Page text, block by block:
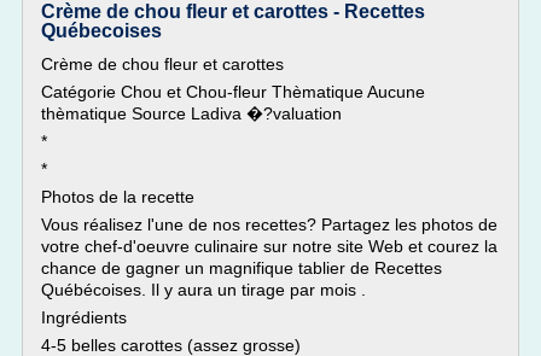
Crème de chou fleur et carottes - Recettes
Québecoises
Crème de chou fleur et carottes
Catégorie Chou et Chou-fleur Thèmatique Aucune
thèmatique Source Ladiva �?valuation
*
*
Photos de la recette
Vous réalisez l'une de nos recettes? Partagez les photos de
votre chef-d'oeuvre culinaire sur notre site Web et courez la
chance de gagner un magnifique tablier de Recettes
Québécoises. Il y aura un tirage par mois .
Ingrédients
4-5 belles carottes (assez grosse)